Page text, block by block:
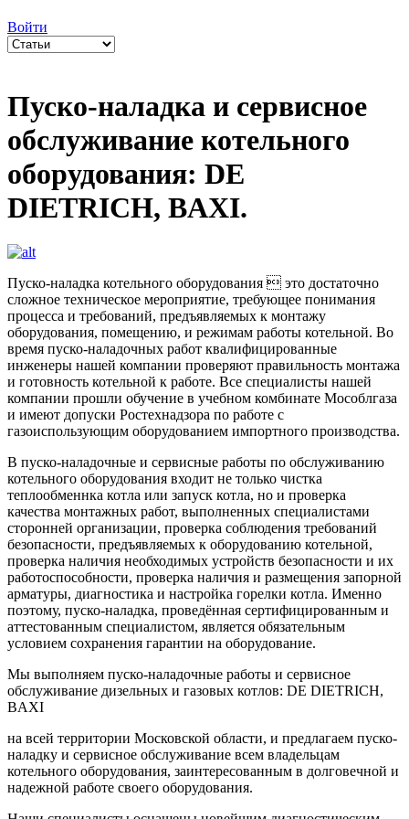
Войти
Пуско-наладка и сервисное
обслуживание котельного
оборудования: DE
DIETRICH, BAXI.
Пуско-наладка котельного оборудования  это достаточно
сложное техническое мероприятие, требующее понимания
процесса и требований, предъявляемых к монтажу
оборудования, помещению, и режимам работы котельной. Во
время пуско-наладочных работ квалифицированные
инженеры нашей компании проверяют правильность монтажа
и готовность котельной к работе. Все специалисты нашей
компании прошли обучение в учебном комбинате Мособлгаза
и имеют допуски Ростехнадзора по работе с
газоиспользующим оборудованием импортного производства.
В пуско-наладочные и сервисные работы по обслуживанию
котельного оборудования входит не только чистка
теплообменнка котла или запуск котла, но и проверка
качества монтажных работ, выполненных специалистами
сторонней организации, проверка соблюдения требований
безопасности, предъявляемых к оборудованию котельной,
проверка наличия необходимых устройств безопасности и их
работоспособности, проверка наличия и размещения запорной
арматуры, диагностика и настройка горелки котла. Именно
поэтому, пуско-наладка, проведённая сертифицированным и
аттестованным специалистом, является обязательным
условием сохранения гарантии на оборудование.
Мы выполняем пуско-наладочные работы и сервисное
обслуживание дизельных и газовых котлов: DE DIETRICH,
BAXI
на всей территории Московской области, и предлагаем пуско-
наладку и сервисное обслуживание всем владельцам
котельного оборудования, заинтересованным в долговечной и
надежной работе своего оборудования.